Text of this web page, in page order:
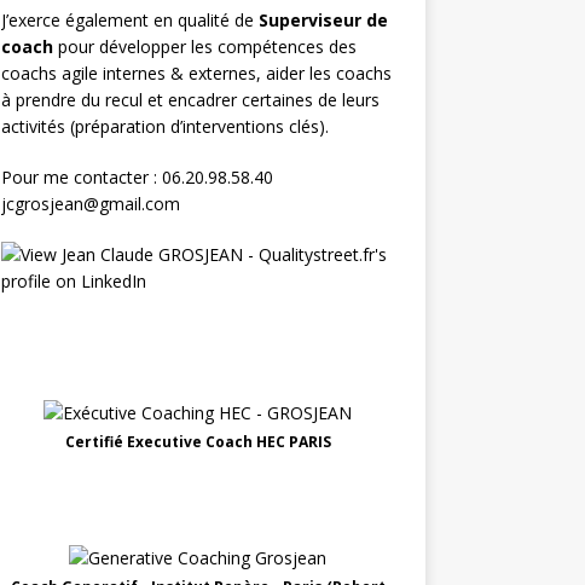
J’exerce également en qualité de Superviseur de
coachpour développer les compétences des
coachs agile internes & externes, aider les coachs
à prendre du recul et encadrer certaines de leurs
activités (préparation d’interventions clés).
Pour me contacter : 06.20.98.58.40
jcgrosjean@gmail.com
Certifié Executive Coach HEC PARIS